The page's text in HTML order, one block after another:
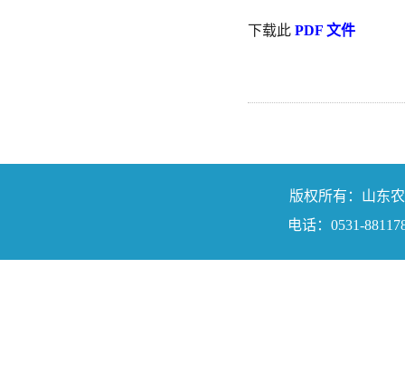
下载此 PDF 文件
版权所有：山东
电话：0531-